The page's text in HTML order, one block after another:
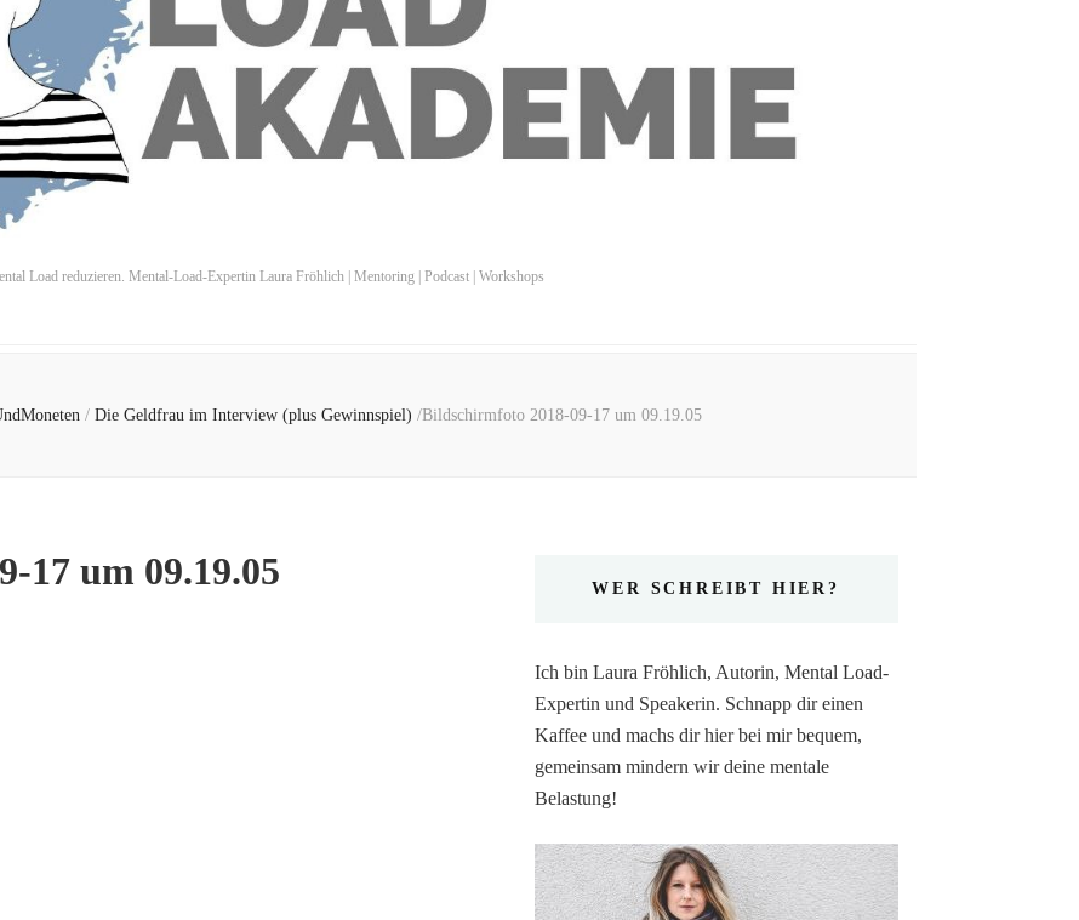
Load reduzieren. Mental-Load-Expertin Laura Fröhlich | Mentoring | Podcast | Workshops
/ Die Geldfrau im Interview (plus Gewinnspiel) /Bildschirmfoto 2018-09-17 um 09.19.05
17 um 09.19.05 WER SCHREIBT HIER?
Ich bin Laura Fröhlich, Autorin, Mental Load-
Expertin und Speakerin. Schnapp dir einen
Kaffee und machs dir hier bei mir bequem,
gemeinsam mindern wir deine mentale
Belastung!